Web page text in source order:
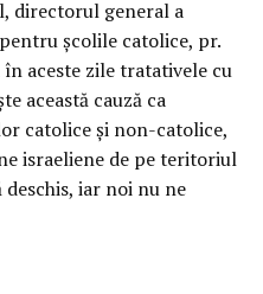
directorul general a
școlile catolice, pr.
aceste zile tratativele cu
această cauză ca
catolice și non-catolice,
israeliene de pe teritoriul
iar noi nu ne